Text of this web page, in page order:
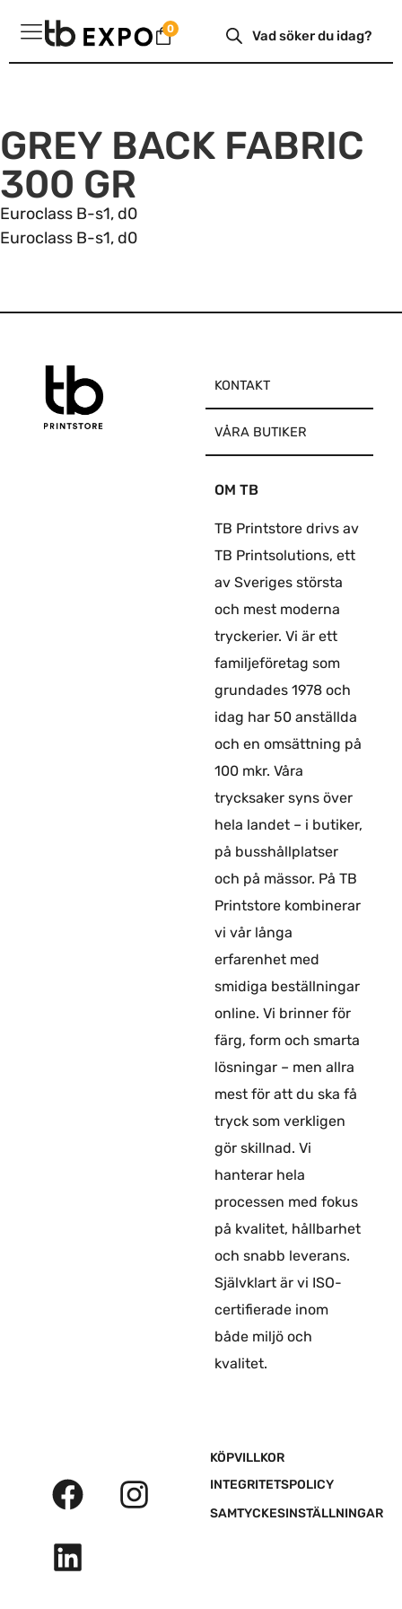
innehåll
0
GREY BACK FABRIC
300 GR
Euroclass B-s1, d0
Euroclass B-s1, d0
KONTAKT
VÅRA BUTIKER
OM TB
TB Printstore drivs av
TB Printsolutions, ett
av Sveriges största
och mest moderna
tryckerier. Vi är ett
familjeföretag som
grundades 1978 och
idag har 50 anställda
och en omsättning på
100 mkr. Våra
trycksaker syns över
hela landet – i butiker,
på busshållplatser
och på mässor. På TB
Printstore kombinerar
vi vår långa
erfarenhet med
smidiga beställningar
online. Vi brinner för
färg, form och smarta
lösningar – men allra
mest för att du ska få
tryck som verkligen
gör skillnad. Vi
hanterar hela
processen med fokus
på kvalitet, hållbarhet
och snabb leverans.
Självklart är vi ISO-
certifierade inom
både miljö och
kvalitet.
KÖPVILLKOR
INTEGRITETSPOLICY
SAMTYCKESINSTÄLLNINGAR
a
c
e
n
i
n
k